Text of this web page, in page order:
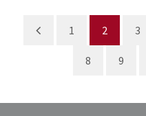
1 2 3
8 9